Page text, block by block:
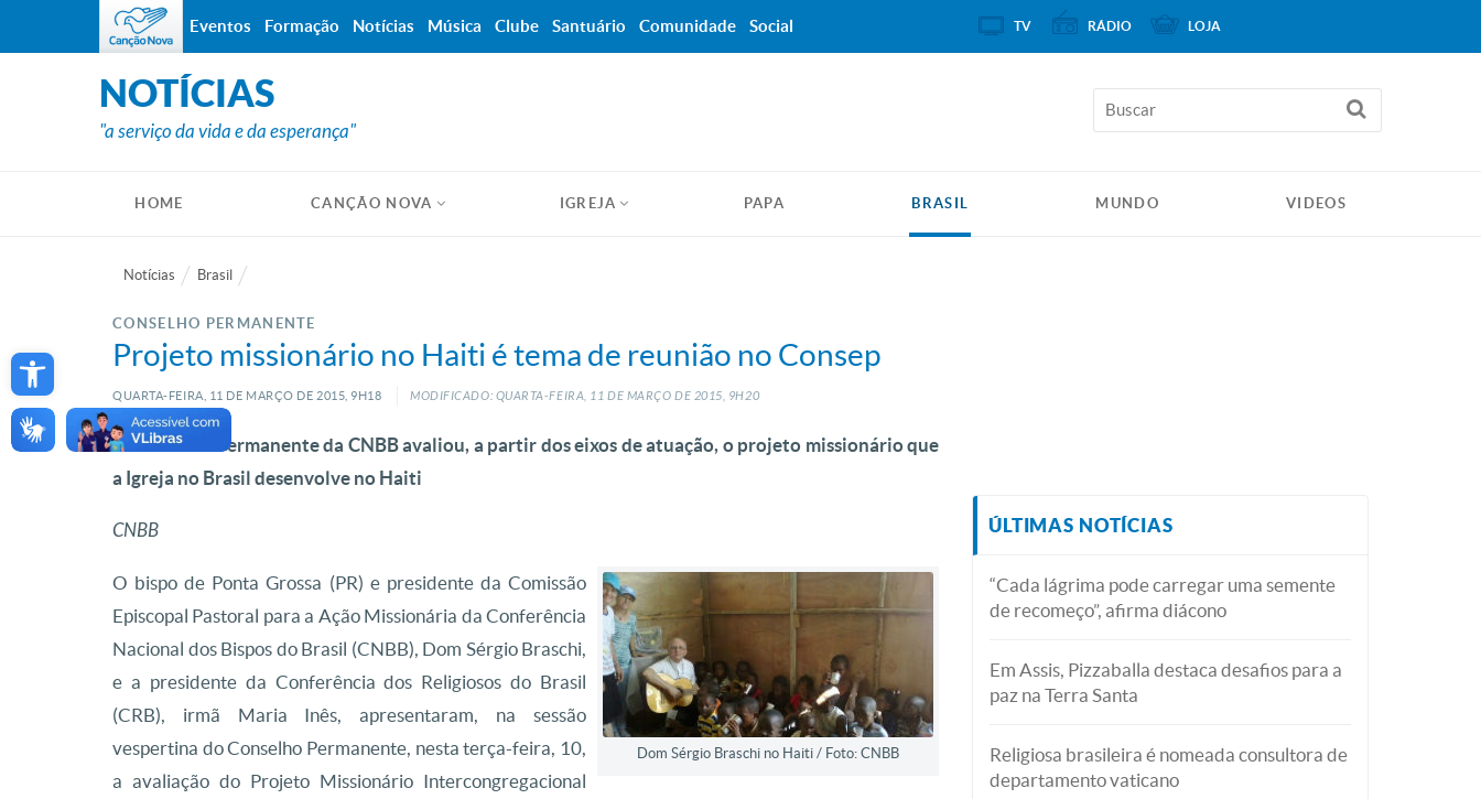
Open toolbar
NOTÍCIAS
"a serviço da vida e da esperança"
HOME CANÇÃO NOVA IGREJA PAPA BRASIL MUNDO VIDEOS
Notícias Brasil
CONSELHO PERMANENTE
Projeto missionário no Haiti é tema de reunião no Consep
QUARTA-FEIRA, 11 DE MARÇO DE 2015, 9H18 MODIFICADO: QUARTA-FEIRA, 11 DE MARÇO DE 2015, 9H20
O Conselho Permanente da CNBB avaliou, a partir dos eixos de atuação, o projeto missionário que
a Igreja no Brasil desenvolve no Haiti
CNBB
Dom Sérgio Braschi no Haiti / Foto: CNBB
O bispo de Ponta Grossa (PR) e presidente da Comissão
Episcopal Pastoral para a Ação Missionária da Conferência
Nacional dos Bispos do Brasil (CNBB), Dom Sérgio Braschi,
e a presidente da Conferência dos Religiosos do Brasil
(CRB), irmã Maria Inês, apresentaram, na sessão
vespertina do Conselho Permanente, nesta terça-feira, 10,
a avaliação do Projeto Missionário Intercongregacional
ÚLTIMAS NOTÍCIAS
“Cada lágrima pode carregar uma semente
de recomeço”, afirma diácono
Em Assis, Pizzaballa destaca desafios para a
paz na Terra Santa
Religiosa brasileira é nomeada consultora de
departamento vaticano
Eventos Formação Notícias Música Clube Santuário Comunidade Social TV RÁDIO LOJA